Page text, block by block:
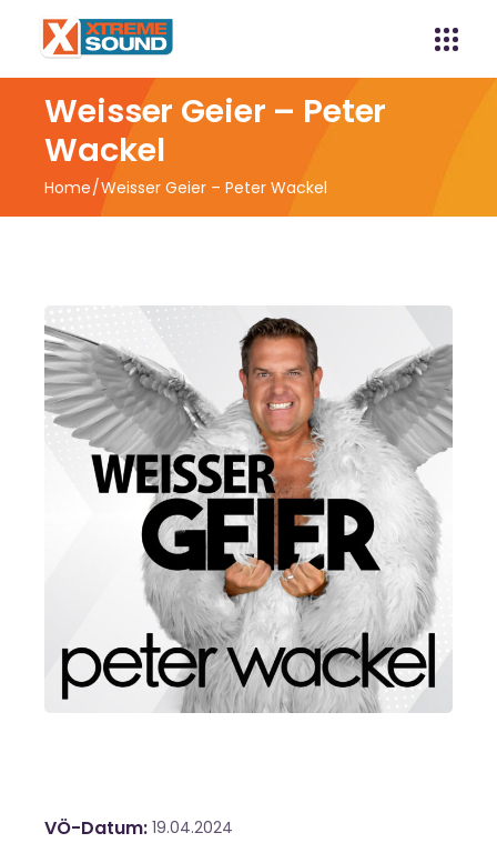
Weisser Geier – Peter
Wackel
Home Weisser Geier – Peter Wackel
VÖ-Datum 19.04.2024